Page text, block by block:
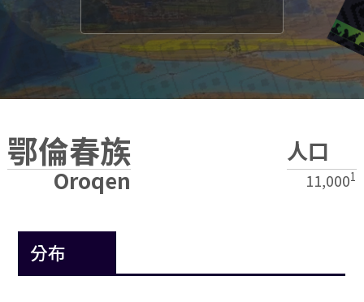
鄂倫春族
Oroqen
人口
11,0001
分布